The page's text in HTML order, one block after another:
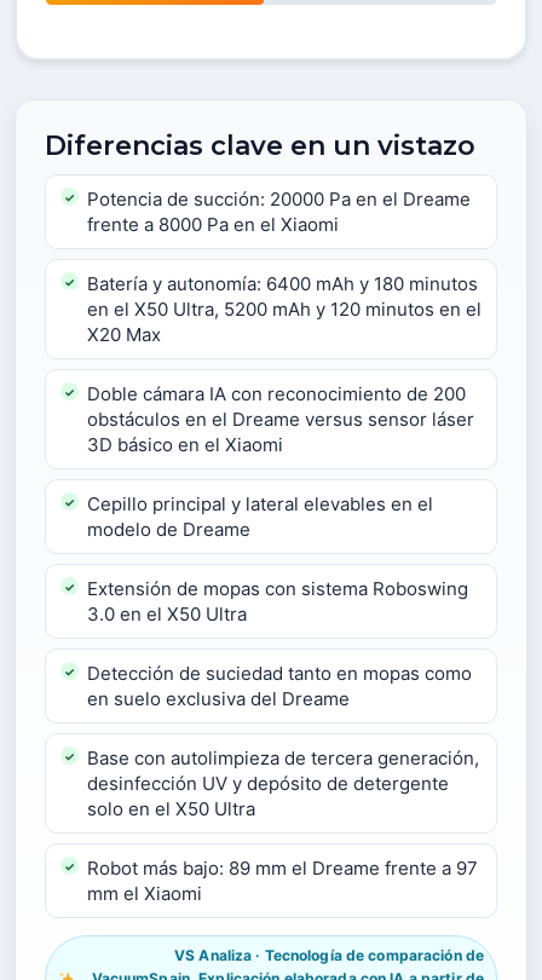
Diferencias clave en un vistazo
Potencia de succión: 20000 Pa en el Dreame
frente a 8000 Pa en el Xiaomi
Batería y autonomía: 6400 mAh y 180 minutos
en el X50 Ultra, 5200 mAh y 120 minutos en el
X20 Max
Doble cámara IA con reconocimiento de 200
obstáculos en el Dreame versus sensor láser
3D básico en el Xiaomi
Cepillo principal y lateral elevables en el
modelo de Dreame
Extensión de mopas con sistema Roboswing
3.0 en el X50 Ultra
Detección de suciedad tanto en mopas como
en suelo exclusiva del Dreame
Base con autolimpieza de tercera generación,
desinfección UV y depósito de detergente
solo en el X50 Ultra
Robot más bajo: 89 mm el Dreame frente a 97
mm el Xiaomi
VS Analiza · Tecnología de comparación de